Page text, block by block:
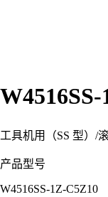
工具机用（SS 型） /
产品型号
W4516SS-1Z-C5Z10